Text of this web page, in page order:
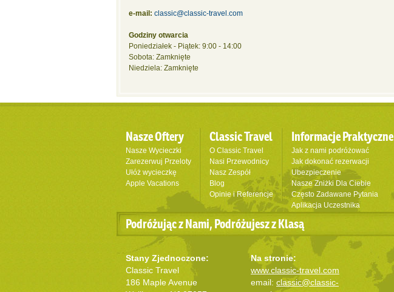
e-mail: classic@classic-travel.com
Godziny otwarcia
Poniedziałek - Piątek: 9:00 - 14:00
Sobota: Zamknięte
Niedziela: Zamknięte
Nasze Oftery
Nasze Wycieczki
Zarezerwuj Przeloty
Ułóż wycieczkę
Apple Vacations
Classic Travel
O Classic Travel
Nasi Przewodnicy
Nasz Zespół
Blog
Opinie i Referencje
Informacje Praktyczne
Jak z nami podróżować
Jak dokonać rezerwacji
Ubezpieczenie
Nasze Zniżki Dla Ciebie
Często Zadawane Pytania
Aplikacja Uczestnika
Podróżując z Nami, Podróżujesz z Klasą
Stany Zjednoczone:
Classic Travel
186 Maple Avenue
Na stronie:
www.classic-travel.com
email: classic@classic-